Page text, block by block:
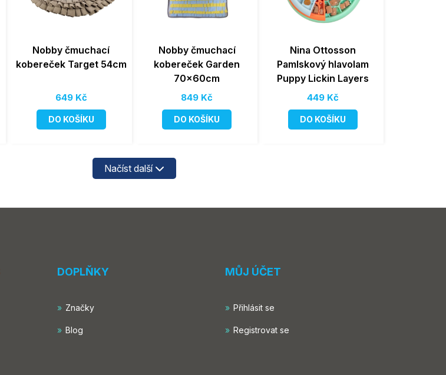
Nobby čmuchací
kobereček Target 54cm
649 Kč
DO KOŠÍKU
Nobby čmuchací
kobereček Garden
70x60cm
849 Kč
DO KOŠÍKU
Nina Ottosson
Pamlskový hlavolam
Puppy Lickin Layers
449 Kč
DO KOŠÍKU
Načíst další
DOPLŇKY
Značky
Blog
MŮJ ÚČET
Přihlásit se
Registrovat se